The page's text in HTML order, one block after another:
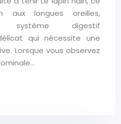
aux longues oreilles,
digestif
qui nécessite une
Lorsque vous observez